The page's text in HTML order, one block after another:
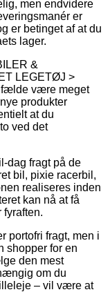
men endvidere
er
er betinget af at du
lager.
&
LEGETØJ >
være meget
produkter
at du
ved det
dag fragt på de
bil, pixie racerbil,
realiseres inden
kan nå at få
fyraften.
portofri fragt, men i
shopper for en
den mest
om du
– vil være at